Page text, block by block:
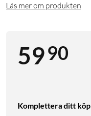
Läs mer om produkten
5990
Komplettera ditt köp